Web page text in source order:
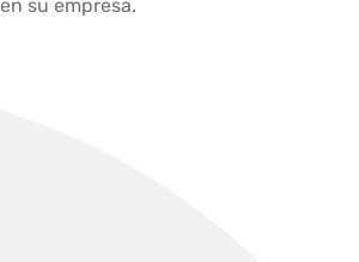
su empresa.